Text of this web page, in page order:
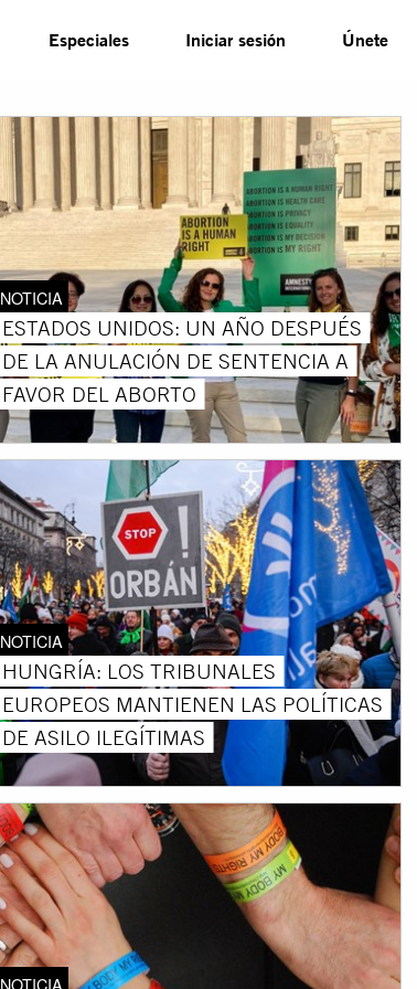
Especiales Iniciar sesión Únete
NOTICIA
ESTADOS UNIDOS: UN AÑO DESPUÉS
DE LA ANULACIÓN DE SENTENCIA A
FAVOR DEL ABORTO
NOTICIA
HUNGRÍA: LOS TRIBUNALES
EUROPEOS MANTIENEN LAS POLÍTICAS
DE ASILO ILEGÍTIMAS
NOTICIA